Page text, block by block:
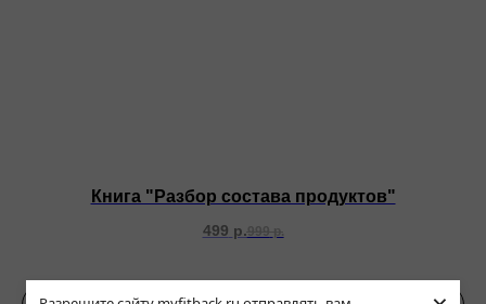
Книга "Разбор состава продуктов"
499 р.